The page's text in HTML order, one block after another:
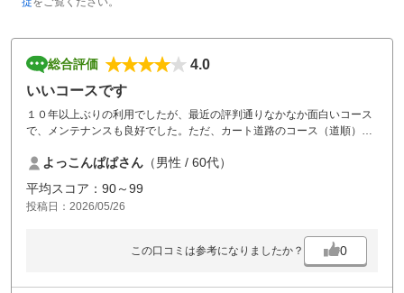
総合評価
4.0
いいコースです
１０年以上ぶりの利用でしたが、最近の評判通りなかなか面白いコース
で、メンテナンスも良好でした。ただ、カート道路のコース（道順）案
い。
お昼のバイキングはいいですが、コーヒーは飲めるようにして欲しい。
お風呂（露天）は最高です。
よっこんぱぱさん （男性 / 60代）
平均スコア：90～99
投稿日：2026/05/26
この口コミは参考になりましたか？ 0